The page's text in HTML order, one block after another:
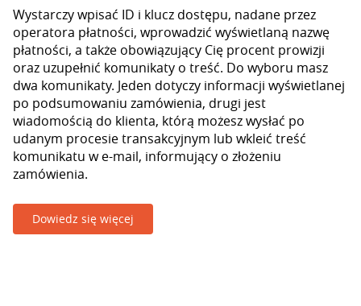
Wystarczy wpisać ID i klucz dostępu, nadane przez
operatora płatności, wprowadzić wyświetlaną nazwę
płatności, a także obowiązujący Cię procent prowizji
oraz uzupełnić komunikaty o treść. Do wyboru masz
dwa komunikaty. Jeden dotyczy informacji wyświetlanej
po podsumowaniu zamówienia, drugi jest
wiadomością do klienta, którą możesz wysłać po
udanym procesie transakcyjnym lub wkleić treść
komunikatu w e-mail, informujący o złożeniu
zamówienia.
Dowiedz się więcej